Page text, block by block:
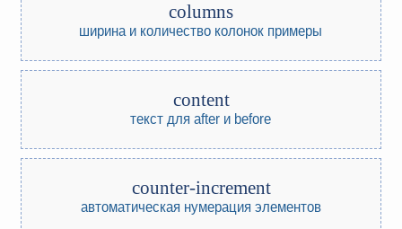
columns
ширина и количество колонок примеры
content
текст для after и before
counter-increment
автоматическая нумерация элементов